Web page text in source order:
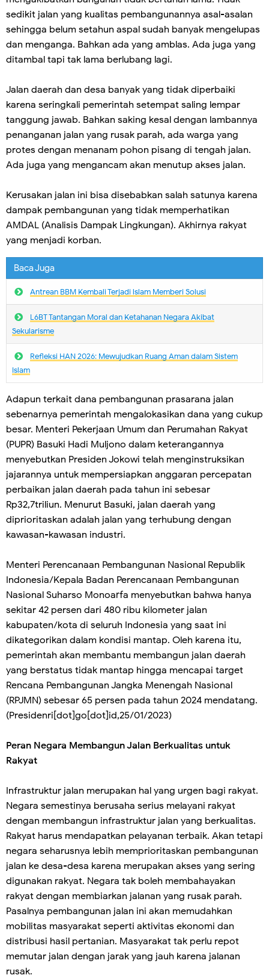
sedikit jalan yang kualitas pembangunannya asal-asalan
sehingga belum setahun aspal sudah banyak mengelupas
dan menganga. Bahkan ada yang amblas. Ada juga yang
ditambal tapi tak lama berlubang lagi.
Jalan daerah dan desa banyak yang tidak diperbaiki
karena seringkali pemerintah setempat saling lempar
tanggung jawab. Bahkan saking kesal dengan lambannya
penanganan jalan yang rusak parah, ada warga yang
protes dengan menanam pohon pisang di tengah jalan.
Ada juga yang mengancam akan menutup akses jalan.
Kerusakan jalan ini bisa disebabkan salah satunya karena
dampak pembangunan yang tidak memperhatikan
AMDAL (Analisis Dampak Lingkungan). Akhirnya rakyat
yang menjadi korban.
Baca Juga
Antrean BBM Kembali Terjadi lslam Memberi Solusi
L6BT Tantangan Moral dan Ketahanan Negara Akibat
Sekularisme
Refleksi HAN 2026: Mewujudkan Ruang Aman dalam Sistem
Islam
Adapun terkait dana pembangunan prasarana jalan
sebenarnya pemerintah mengalokasikan dana yang cukup
besar. Menteri Pekerjaan Umum dan Perumahan Rakyat
(PUPR) Basuki Hadi Muljono dalam keterangannya
menyebutkan Presiden Jokowi telah menginstruksikan
jajarannya untuk mempersiapkan anggaran percepatan
perbaikan jalan daerah pada tahun ini sebesar
Rp32,7triliun. Menurut Basuki, jalan daerah yang
diprioritaskan adalah jalan yang terhubung dengan
kawasan-kawasan industri.
Menteri Perencanaan Pembangunan Nasional Republik
Indonesia/Kepala Badan Perencanaan Pembangunan
Nasional Suharso Monoarfa menyebutkan bahwa hanya
sekitar 42 persen dari 480 ribu kilometer jalan
kabupaten/kota di seluruh Indonesia yang saat ini
dikategorikan dalam kondisi mantap. Oleh karena itu,
pemerintah akan membantu membangun jalan daerah
yang berstatus tidak mantap hingga mencapai target
Rencana Pembangunan Jangka Menengah Nasional
(RPJMN) sebesar 65 persen pada tahun 2024 mendatang.
(Presidenri[dot]go[dot]id,25/01/2023)
Peran Negara Membangun Jalan Berkualitas untuk
Rakyat
Infrastruktur jalan merupakan hal yang urgen bagi rakyat.
Negara semestinya berusaha serius melayani rakyat
dengan membangun infrastruktur jalan yang berkualitas.
Rakyat harus mendapatkan pelayanan terbaik. Akan tetapi
negara seharusnya lebih memprioritaskan pembangunan
jalan ke desa-desa karena merupakan akses yang sering
digunakan rakyat. Negara tak boleh membahayakan
rakyat dengan membiarkan jalanan yang rusak parah.
Pasalnya pembangunan jalan ini akan memudahkan
mobilitas masyarakat seperti aktivitas ekonomi dan
distribusi hasil pertanian. Masyarakat tak perlu repot
memutar jalan dengan jarak yang jauh karena jalanan
rusak.